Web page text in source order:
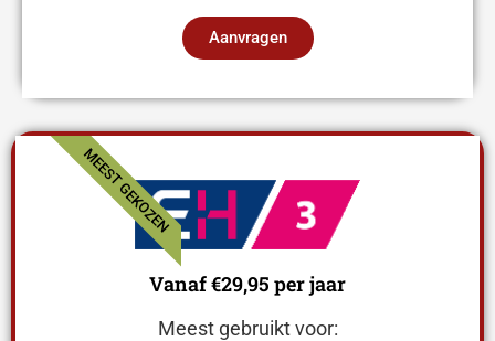
Aanvragen
Vanaf €29,95 per jaar
Meest gebruikt voor:
MEEST GEKOZEN